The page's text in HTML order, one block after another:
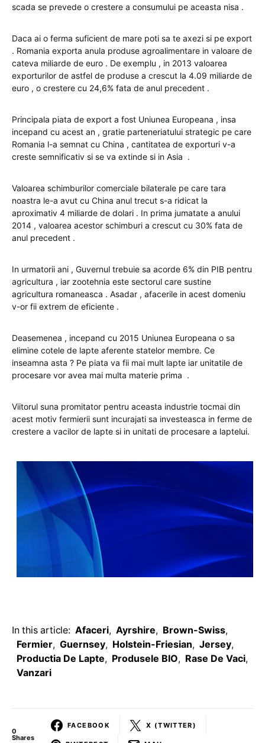
scada se prevede o crestere a consumului pe aceasta nisa .
Daca ai o ferma suficient de mare poti sa te axezi si pe export
. Romania exporta anula produse agroalimentare in valoare de
cateva miliarde de euro . De exemplu , in 2013 valoarea
exporturilor de astfel de produse a crescut la 4.09 miliarde de
euro , o crestere cu 24,6% fata de anul precedent .
Principala piata de export a fost Uniunea Europeana , insa
incepand cu acest an , gratie parteneriatului strategic pe care
Romania l-a semnat cu China , cantitatea de exporturi v-a
creste semnificativ si se va extinde si in Asia .
Valoarea schimburilor comerciale bilaterale pe care tara
noastra le-a avut cu China anul trecut s-a ridicat la
aproximativ 4 miliarde de dolari . In prima jumatate a anului
2014 , valoarea acestor schimburi a crescut cu 30% fata de
anul precedent .
In urmatorii ani , Guvernul trebuie sa acorde 6% din PIB pentru
agricultura , iar zootehnia este sectorul care sustine
agricultura romaneasca . Asadar , afacerile in acest domeniu
v-or fii extrem de eficiente .
Deasemenea , incepand cu 2015 Uniunea Europeana o sa
elimine cotele de lapte aferente statelor membre. Ce
inseamna asta ? Pe piata va fii mai mult lapte iar unitatile de
procesare vor avea mai multa materie prima .
Viitorul suna promitator pentru aceasta industrie tocmai din
acest motiv fermierii sunt incurajati sa investeasca in ferme de
crestere a vacilor de lapte si in unitati de procesare a laptelui.
In this article: Afaceri, Ayrshire, Brown-Swiss,
Fermier, Guernsey, Holstein-Friesian, Jersey,
Productia De Lapte, Produsele BIO, Rase De Vaci,
Vanzari
0
Shares
FACEBOOK X (TWITTER)